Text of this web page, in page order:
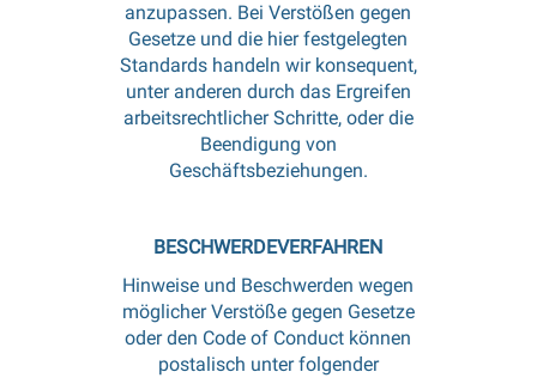
anzupassen. Bei Verstößen gegen
Gesetze und die hier festgelegten
Standards handeln wir konsequent,
unter anderen durch das Ergreifen
arbeitsrechtlicher Schritte, oder die
Beendigung von
Geschäftsbeziehungen.
BESCHWERDEVERFAHREN
Hinweise und Beschwerden wegen
möglicher Verstöße gegen Gesetze
oder den Code of Conduct können
postalisch unter folgender